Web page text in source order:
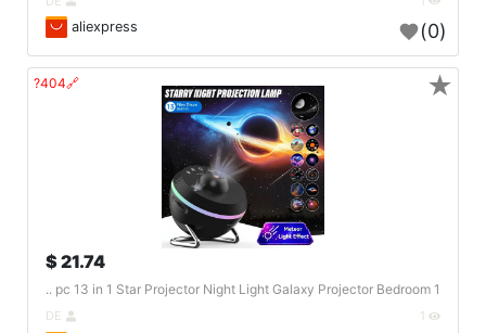
aliexpress (0)
🔗404?
21.74 $
1 pc 13 in 1 Star Projector Night Light Galaxy Projector Bedroom ..
★